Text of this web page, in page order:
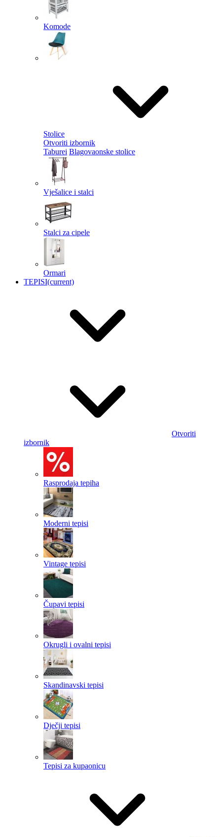
Komode
Stolice
Otvoriti izbornik
Taburei Blagovaonske stolice
Vješalice i stalci
Stalci za cipele
Ormari
TEPISI(current)
Otvoriti
izbornik
Rasprodaja tepiha
Moderni tepisi
Vintage tepisi
Čupavi tepisi
Okrugli i ovalni tepisi
Skandinavski tepisi
Dječji tepisi
Tepisi za kupaonicu